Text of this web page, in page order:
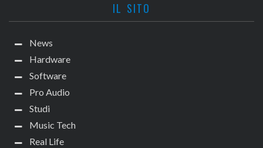
IL SITO
News
Hardware
Software
Pro Audio
Studi
Music Tech
Real Life